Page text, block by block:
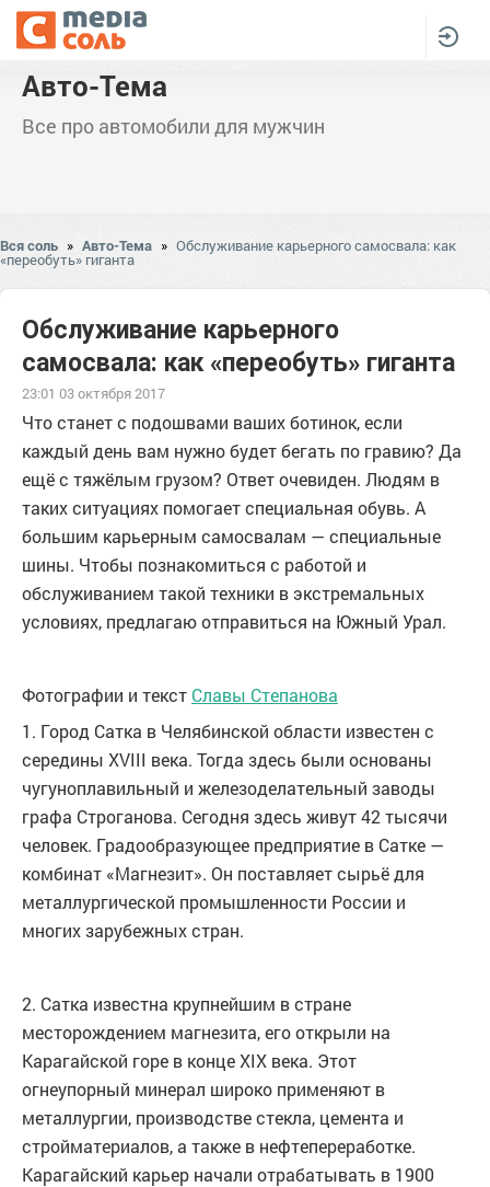
Авто-Тема
Все про автомобили для мужчин
Вся соль » Авто-Тема » Обслуживание карьерного самосвала: как
«переобуть» гиганта
Обслуживание карьерного
самосвала: как «переобуть» гиганта
23:01 03 октября 2017
Что станет с подошвами ваших ботинок, если
каждый день вам нужно будет бегать по гравию? Да
ещё с тяжёлым грузом? Ответ очевиден. Людям в
таких ситуациях помогает специальная обувь. А
большим карьерным самосвалам — специальные
шины. Чтобы познакомиться с работой и
обслуживанием такой техники в экстремальных
условиях, предлагаю отправиться на Южный Урал.
Фотографии и текст Славы Степанова
1. Город Сатка в Челябинской области известен с
середины XVIII века. Тогда здесь были основаны
чугуноплавильный и железоделательный заводы
графа Строганова. Сегодня здесь живут 42 тысячи
человек. Градообразующее предприятие в Сатке —
комбинат «Магнезит». Он поставляет сырьё для
металлургической промышленности России и
многих зарубежных стран.
2. Сатка известна крупнейшим в стране
месторождением магнезита, его открыли на
Карагайской горе в конце XIX века. Этот
огнеупорный минерал широко применяют в
металлургии, производстве стекла, цемента и
стройматериалов, а также в нефтепереработке.
Карагайский карьер начали отрабатывать в 1900